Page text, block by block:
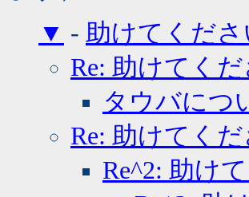
▼ - 助けてくださ
Re: 助けてく
タウバにつ
Re: 助けてく
Re^2: 助け